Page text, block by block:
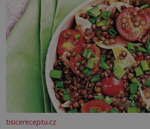
tisicereceptu.cz